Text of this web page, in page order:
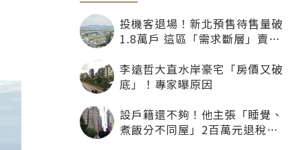
投機客退場！新北預售待售量破
1.8萬戶 這區「需求斷層」賣壓
李遠哲大直水岸豪宅「房價又破
底」！專家曝原因
設戶籍還不夠！他主張「睡覺、
煮飯分不同屋」2百萬元退稅照